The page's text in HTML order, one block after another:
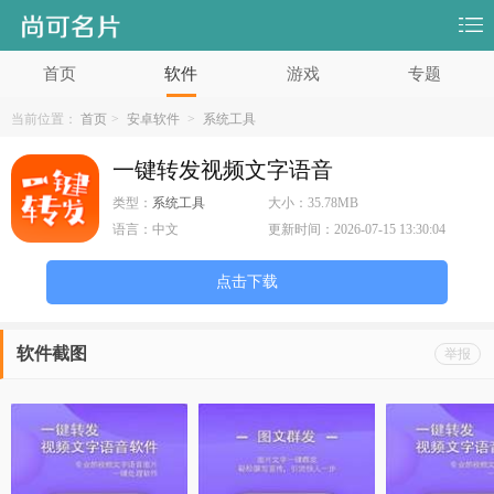
首页 软件 游戏 专题
当前位置： 首页 > 安卓软件 > 系统工具
一键转发视频文字语音
类型： 系统工具 大小：35.78MB
语言： 中文 更新时间：2026-07-15 13:30:04
点击下载
举报
软件截图